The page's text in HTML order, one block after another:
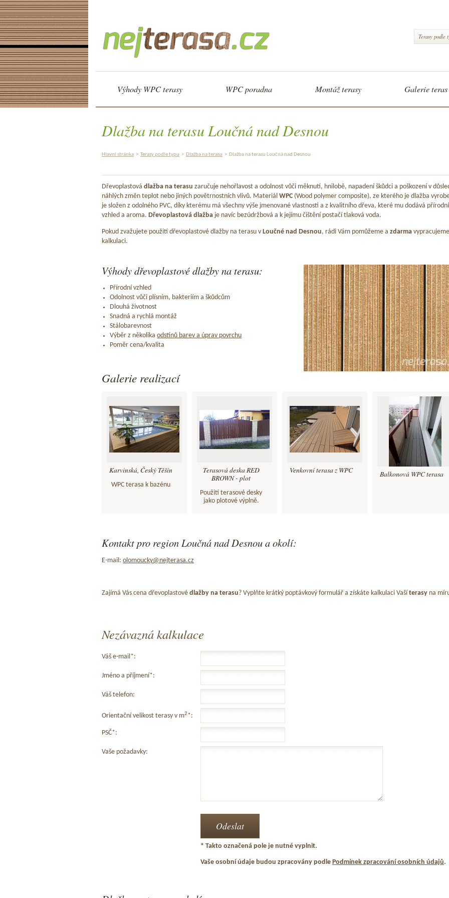
Terasy podle
Výhody WPC terasy WPC poradna Montáž terasy Galerie teras
Dlažba na terasu Loučná nad Desnou
Hlavní stránka > Terasy podle typu > Dlažba na terasu > Dlažba na terasu Loučná nad Desnou
Dřevoplastová dlažba na terasu zaručuje nehořlavost a odolnost vůči měknutí, hnilobě, napadení škůdci a poškození v
náhlých změn teplot nebo jiných povětrnostních vlivů. Materiál WPC (Wood polymer composite), ze kterého je dlažba
je složen z odolného PVC, díky kterému má všechny výše jmenované vlastnosti a z kvalitního dřeva, které mu dodává přírodní
vzhled a aroma. Dřevoplastová dlažba je navíc bezúdržbová a k jejímu čištění postačí tlaková voda.
Pokud zvažujete použití dřevoplastové dlažby na terasu v Loučné nad Desnou, rádi Vám pomůžeme a zdarma vypracujeme
kalkulaci.
Výhody dřevoplastové dlažby na terasu:
Přírodní vzhled
Odolnost vůči plísním, bakteriím a škůdcům
Dlouhá životnost
Snadná a rychlá montáž
Stálobarevnost
Výběr z několikaodstínů barev a úprav povrchu
Poměr cena/kvalita
Galerie realizací
Karvinská, Český Těšín
WPC terasa k bazénu
Terasová deska RED
BROWN - plot
Použití terasové desky
jako plotové výplně.
Venkovní terasa z WPC Balkonová WPC terasa
Kontakt pro region Loučná nad Desnou a okolí:
E-mail: olomoucky@nejterasa.cz
Zajímá Vás cena dřevoplastové dlažby na terasu ? Vyplňte krátký poptávkový formulář a získáte kalkulaci Vaší terasy na
Nezávazná kalkulace
Váš e-mail*:
Jméno a příjmení*:
Váš telefon:
Orientační velikost terasy v m2*:
PSČ*:
Vaše požadavky:
* Takto označená pole je nutné vyplnit.
Vaše osobní údaje budou zpracovány podle Podmínek zpracování osobních údajů.